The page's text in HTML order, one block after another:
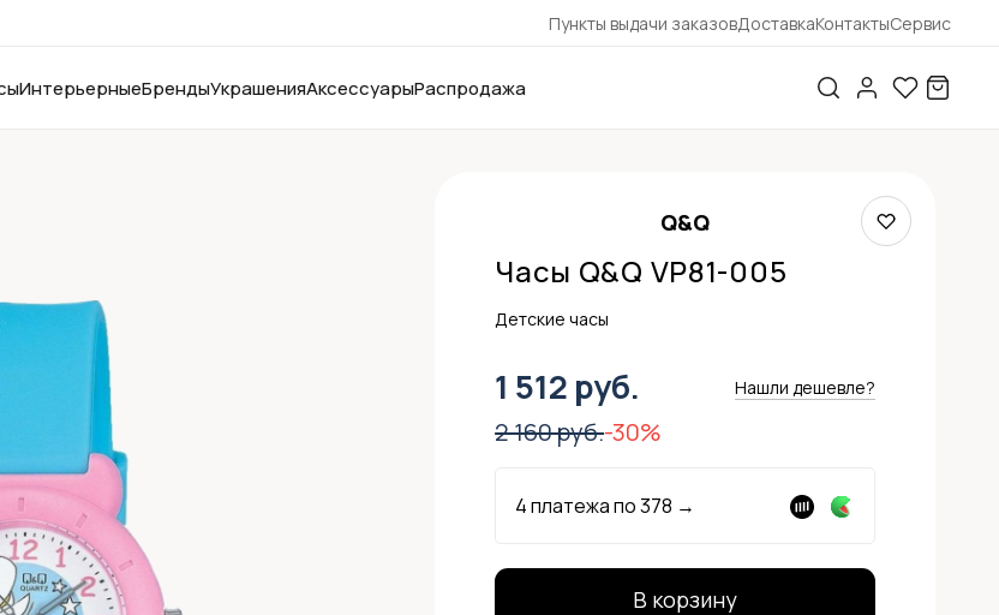
Пункты выдачи заказовДоставкаКонтактыСервис
ИнтерьерныеБрендыУкрашенияАксессуарыРаспродажа
Q&Q
Часы Q&Q VP81-005
Детские часы
1 512 руб. Нашли дешевле?
2 160 руб.-30%
4 платежа по378 →
В корзину